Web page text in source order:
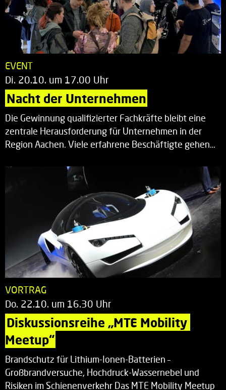
EVENT
Di. 20.10. um 17.00 Uhr
Nacht der Unternehmen
Die Gewinnung qualifizierter Fachkräfte bleibt eine
zentrale Herausforderung für Unternehmen in der
Region Aachen. Viele erfahrene Beschäftigte gehen…
VORTRAG
Do. 22.10. um 16.30 Uhr
Diskussionsreihe „MTE Mobility
Meetup“
Brandschutz für Lithium-Ionen-Batterien –
Großbrandversuche, Hochdruck-Wassernebel und
Risiken im Schienenverkehr Das MTE Mobility Meetup